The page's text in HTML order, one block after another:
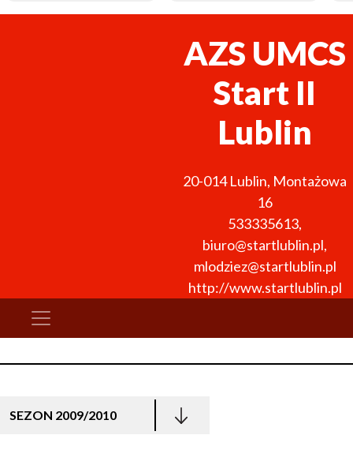
AZS UMCS
Start II
Lublin
20-014 Lublin, Montażowa
16
533335613,
biuro@startlublin.pl,
mlodziez@startlublin.pl
http://www.startlublin.pl
SEZON 2009/2010